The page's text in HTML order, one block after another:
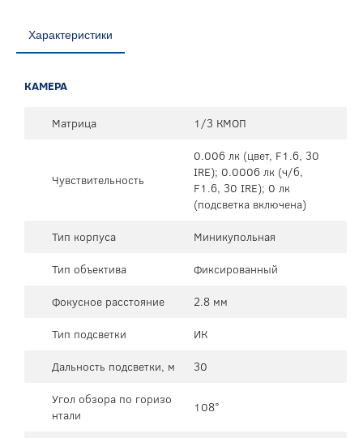
Характеристики
КАМЕРА
Матрица 1/3 КМОП
Чувствительность
0.006 лк (цвет, F1.6, 30
IRE); 0.0006 лк (ч/б,
F1.6, 30 IRE); 0 лк
(подсветка включена)
Тип корпуса
Миникупольная
Тип объектива
Фиксированный
Фокусное расстояние
2.8 мм
Тип подсветки
ИК
Дальность подсветки, м
30
Угол обзора по горизо
нтали
108°